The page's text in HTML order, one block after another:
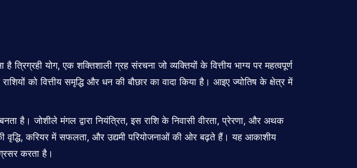
योग, एक शक्तिशाली ग्रह संरचना जो व्यक्तियों के वित्तीय भाग्य पर महत्वपूर्ण
को वित्तीय समृद्धि और धन की बौछार का वादा किया है। आइए ज्योतिष के क्षेत्र में
है। जोशीले मंगल द्वारा नियंत्रित, इस राशि के निवासी वीरता, प्रेरणा, और अथक
वृद्धि, करियर में सफलता, और उद्यमी परियोजनाओं की ओर बढ़ते हैं। यह आकाशीय
करता है।